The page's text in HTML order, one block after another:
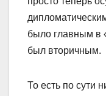
было главным в
был вторичным.
То есть по сути